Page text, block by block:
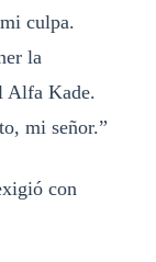
culpa.
la
Alfa Kade.
mi señor.”
con